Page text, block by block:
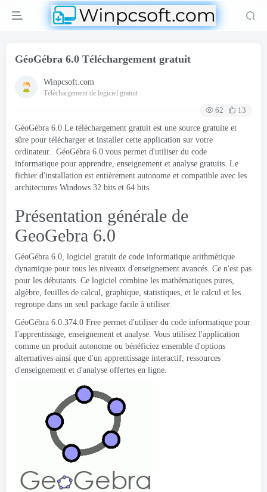
GéoGébra 6.0 Téléchargement gratuit
Winpcsoft.com
Téléchargement de logiciel gratuit
62
13
GéoGébra 6.0 Le téléchargement gratuit est une source gratuite et
sûre pour télécharger et installer cette application sur votre
ordinateur.. GéoGébra 6.0 vous permet d'utiliser du code
informatique pour apprendre, enseignement et analyse gratuits. Le
fichier d'installation est entièrement autonome et compatible avec les
architectures Windows 32 bits et 64 bits.
Présentation générale de
GeoGebra 6.0
GéoGébra 6.0, logiciel gratuit de code informatique arithmétique
dynamique pour tous les niveaux d'enseignement avancés. Ce n'est pas
pour les débutants. Ce logiciel combine les mathématiques pures,
algèbre, feuilles de calcul, graphique, statistiques, et le calcul et les
regroupe dans un seul package facile à utiliser.
GéoGébra 6.0.374.0 Free permet d'utiliser du code informatique pour
l'apprentissage, enseignement et analyse. Vous utilisez l'application
comme un produit autonome ou bénéficiez ensemble d'options
alternatives ainsi que d'un apprentissage interactif, ressources
d'enseignement et d'analyse offertes en ligne.